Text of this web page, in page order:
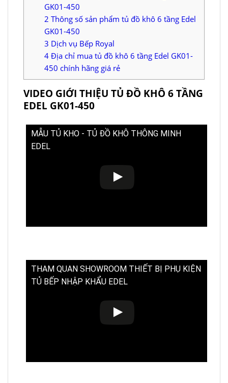
GK01-450
2 Thông số sản phẩm tủ đồ khô 6 tầng Edel
GK01-450
3 Dịch vụ Bếp Royal
4 Địa chỉ mua tủ đồ khô 6 tầng Edel GK01-
450 chính hãng giá rẻ
VIDEO GIỚI THIỆU TỦ ĐỒ KHÔ 6 TẦNG
EDEL GK01-450
MẪU TỦ KHO - TỦ ĐỒ KHÔ THÔNG MINH
EDEL
THAM QUAN SHOWROOM THIẾT BỊ PHỤ KIỆN
TỦ BẾP NHẬP KHẨU EDEL